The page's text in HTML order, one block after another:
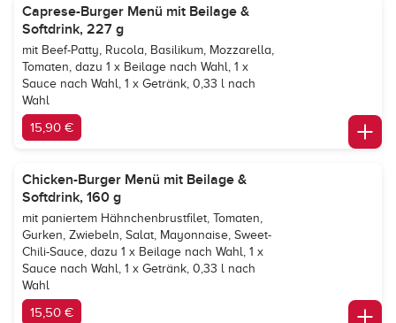
Caprese-Burger Menü mit Beilage &
Softdrink, 227 g
mit Beef-Patty, Rucola, Basilikum, Mozzarella,
Tomaten, dazu 1 x Beilage nach Wahl, 1 x
Sauce nach Wahl, 1 x Getränk, 0,33 l nach
Wahl
15,90 €
Chicken-Burger Menü mit Beilage &
Softdrink, 160 g
mit paniertem Hähnchenbrustfilet, Tomaten,
Gurken, Zwiebeln, Salat, Mayonnaise, Sweet-
Chili-Sauce, dazu 1 x Beilage nach Wahl, 1 x
Sauce nach Wahl, 1 x Getränk, 0,33 l nach
Wahl
15,50 €